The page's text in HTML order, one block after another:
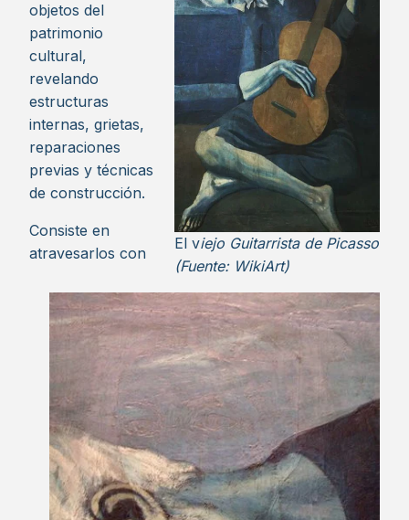
El viejo Guitarrista de Picasso
(Fuente: WikiArt)
objetos del
patrimonio
cultural,
revelando
estructuras
internas, grietas,
reparaciones
previas y técnicas
de construcción.
Consiste en
atravesarlos con